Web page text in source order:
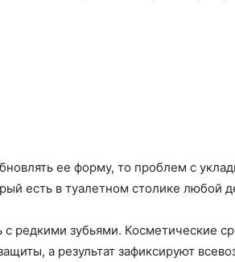
ее форму, то проблем с
есть в туалетном столике любой
редкими зубьями. Косметические
а результат зафиксируют